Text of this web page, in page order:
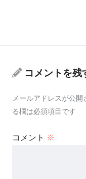
コメントを残
メールアドレスが公開
る欄は必須項目です
コメント ※